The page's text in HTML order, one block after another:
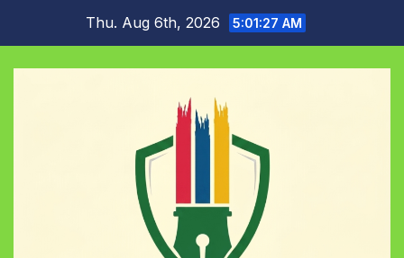
content
Thu. Aug 6th, 2026 5:01:28 AM